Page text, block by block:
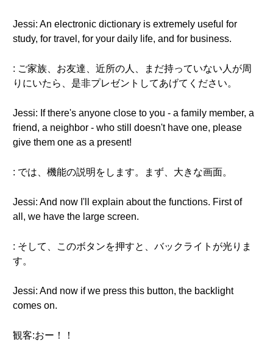
Jessi: An electronic dictionary is extremely useful for
study, for travel, for your daily life, and for business.
: ご家族、お友達、近所の人、まだ持っていない人が周
りにいたら、是非プレゼントしてあげてください。
Jessi: If there's anyone close to you - a family member, a
friend, a neighbor - who still doesn't have one, please
give them one as a present!
: では、機能の説明をします。まず、大きな画面。
Jessi: And now I'll explain about the functions. First of
all, we have the large screen.
: そして、このボタンを押すと、バックライトが光りま
す。
Jessi: And now if we press this button, the backlight
comes on.
観客:おー！！